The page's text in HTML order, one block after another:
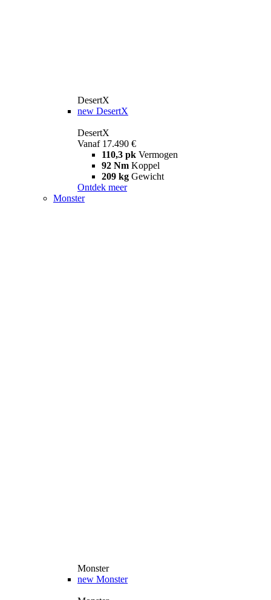
DesertX
new DesertX
DesertX
Vanaf 17.490 €
110,3 pk Vermogen
92 Nm Koppel
209 kg Gewicht
Ontdek meer
Monster
Monster
new Monster